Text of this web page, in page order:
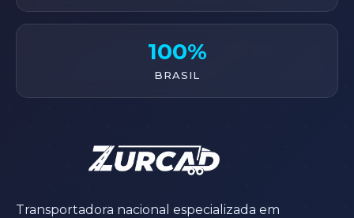
100%
BRASIL
Transportadora nacional especializada em